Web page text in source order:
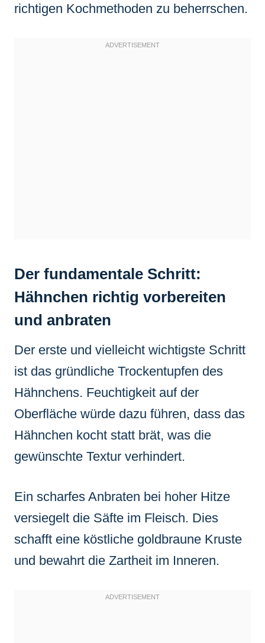
richtigen Kochmethoden zu beherrschen.
Der fundamentale Schritt:
Hähnchen richtig vorbereiten
und anbraten
Der erste und vielleicht wichtigste Schritt
ist das gründliche Trockentupfen des
Hähnchens. Feuchtigkeit auf der
Oberfläche würde dazu führen, dass das
Hähnchen kocht statt brät, was die
gewünschte Textur verhindert.
Ein scharfes Anbraten bei hoher Hitze
versiegelt die Säfte im Fleisch. Dies
schafft eine köstliche goldbraune Kruste
und bewahrt die Zartheit im Inneren.